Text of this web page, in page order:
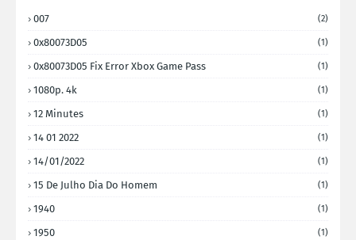
007 (2)
0x80073D05 (1)
0x80073D05 Fix Error Xbox Game Pass (1)
1080p. 4k (1)
12 Minutes (1)
14 01 2022 (1)
14/01/2022 (1)
15 De Julho Dia Do Homem (1)
1940 (1)
1950 (1)